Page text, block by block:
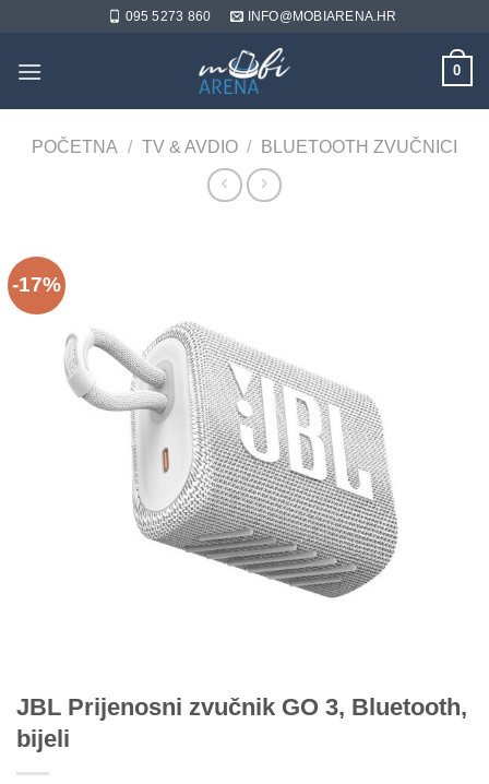
content
095 5273 860 INFO@MOBIARENA.HR
0
POČETNA / TV & AVDIO / BLUETOOTH ZVUČNICI
-17%
JBL Prijenosni zvučnik GO 3, Bluetooth,
bijeli